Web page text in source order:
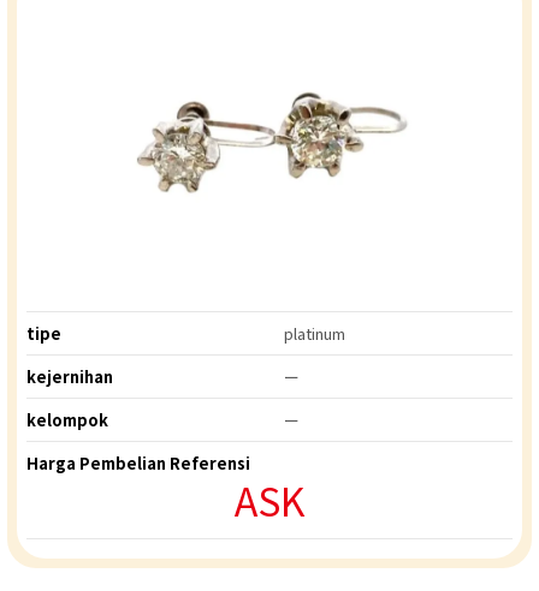
tipe
platinum
kejernihan
ー
kelompok
ー
Harga Pembelian Referensi
ASK